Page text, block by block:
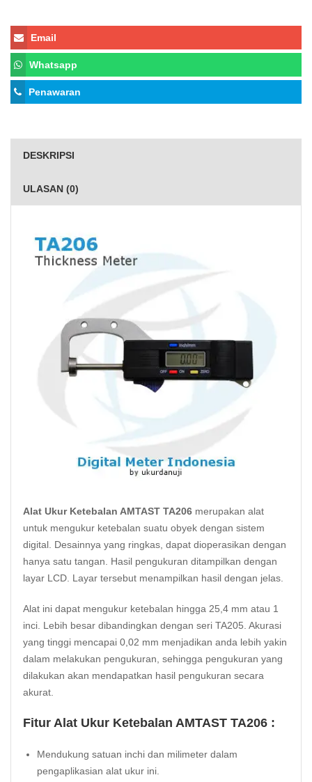
Email
Whatsapp
Penawaran
DESKRIPSI
ULASAN (0)
Alat Ukur Ketebalan AMTAST TA206 merupakan alat
untuk mengukur ketebalan suatu obyek dengan sistem
digital. Desainnya yang ringkas, dapat dioperasikan dengan
hanya satu tangan. Hasil pengukuran ditampilkan dengan
layar LCD . Layar tersebut menampilkan hasil dengan jelas.
Alat ini dapat mengukur ketebalan hingga 25,4 mm atau 1
inci. Lebih besar dibandingkan dengan seri TA205 . Akurasi
yang tinggi mencapai 0,02 mm menjadikan anda lebih yakin
dalam melakukan pengukuran, sehingga pengukuran yang
dilakukan akan mendapatkan hasil pengukuran secara
akurat.
Fitur Alat Ukur Ketebalan AMTAST TA206 :
Mendukung satuan inchi dan milimeter dalam
pengaplikasian alat ukur ini.